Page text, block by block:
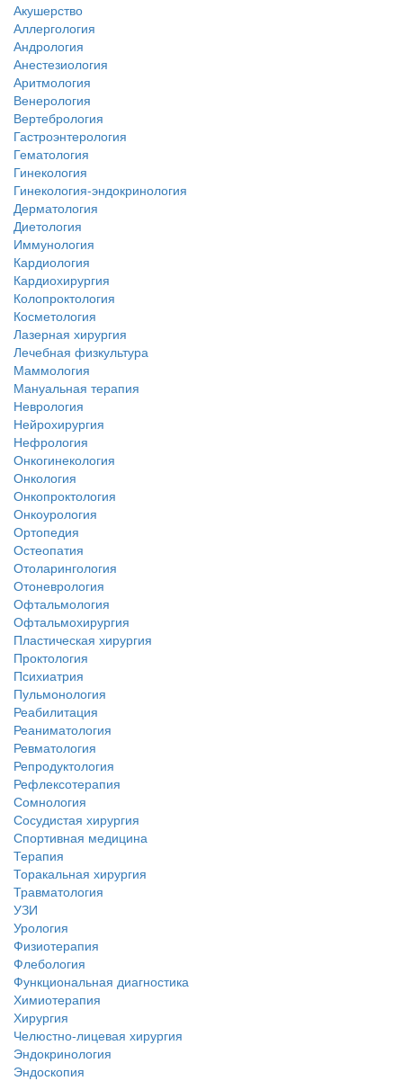
Акушерство
Аллергология
Андрология
Анестезиология
Аритмология
Венерология
Вертебрология
Гастроэнтерология
Гематология
Гинекология
Гинекология-эндокринология
Дерматология
Диетология
Иммунология
Кардиология
Кардиохирургия
Колопроктология
Косметология
Лазерная хирургия
Лечебная физкультура
Маммология
Мануальная терапия
Неврология
Нейрохирургия
Нефрология
Онкогинекология
Онкология
Онкопроктология
Онкоурология
Ортопедия
Остеопатия
Отоларингология
Отоневрология
Офтальмология
Офтальмохирургия
Пластическая хирургия
Проктология
Психиатрия
Пульмонология
Реабилитация
Реаниматология
Ревматология
Репродуктология
Рефлексотерапия
Сомнология
Сосудистая хирургия
Спортивная медицина
Терапия
Торакальная хирургия
Травматология
УЗИ
Урология
Физиотерапия
Флебология
Функциональная диагностика
Химиотерапия
Хирургия
Челюстно-лицевая хирургия
Эндокринология
Эндоскопия